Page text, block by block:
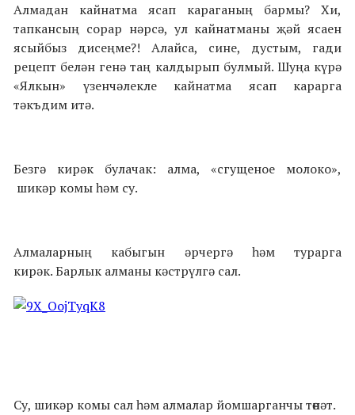
Алмадан кайнатма ясап караганың бармы? Хи,
тапкансың сорар нәрсә, ул кайнатманы җәй ясаен
ясыйбыз дисеңме?! Алайса, сине, дустым, гади
рецепт белән генә таң калдырып булмый. Шуңа күрә
«Ялкын» үзенчәлекле кайнатма ясап карарга
тәкъдим итә.
Безгә кирәк булачак: алма, «сгущеное молоко»,
шикәр комы һәм су.
Алмаларның кабыгын әрчергә һәм турарга
кирәк. Барлык алманы кәстрүлгә сал.
Су, шикәр комы сал һәм алмалар йомшарганчы төнәт.